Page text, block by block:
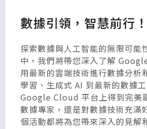
數據引領，智慧前行！
探索數據與人工智能的無限可能
中，我們將帶您深入了解
用最新的雲端技術進行數據分析
學習、生成式 AI 到最新的數據
Google Cloud 平台上得到完美
數據專家，還是對數據技術充滿
個活動都將為您帶來深入的見解